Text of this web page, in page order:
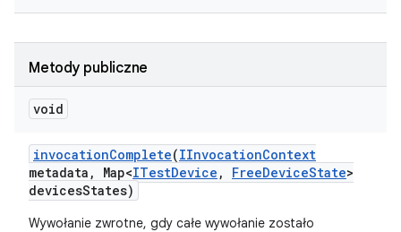
Metody publiczne
void
invocationComplete(IInvocationContext
metadata , Map<ITestDevice , FreeDeviceState>
devicesStates)
Wywołanie zwrotne, gdy całe wywołanie zostało